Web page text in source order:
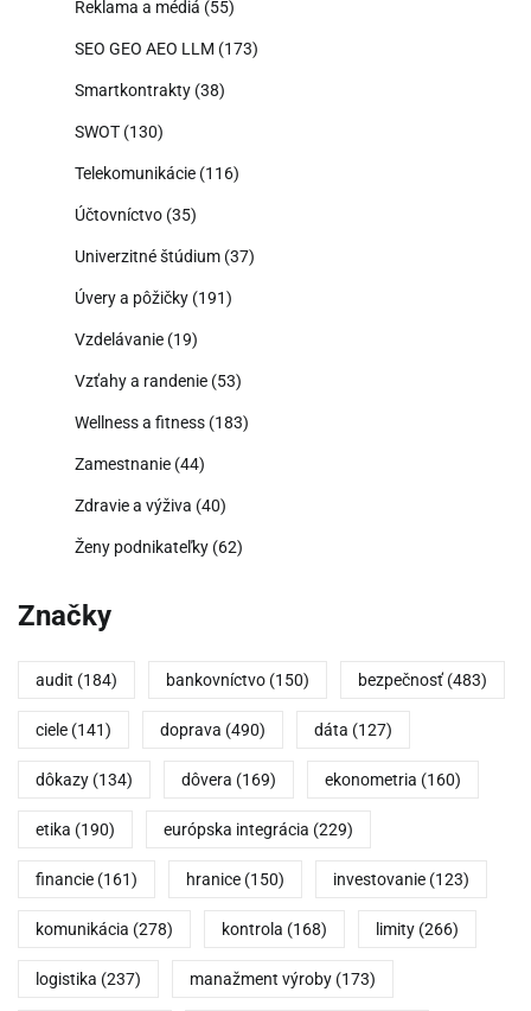
Reklama a médiá (55)
SEO GEO AEO LLM (173)
Smartkontrakty (38)
SWOT (130)
Telekomunikácie (116)
Účtovníctvo (35)
Univerzitné štúdium (37)
Úvery a pôžičky (191)
Vzdelávanie (19)
Vzťahy a randenie (53)
Wellness a fitness (183)
Zamestnanie (44)
Zdravie a výživa (40)
Ženy podnikateľky (62)
Značky
audit (184) bankovníctvo (150) bezpečnosť (483)
ciele (141) doprava (490) dáta (127)
dôkazy (134) dôvera (169) ekonometria (160)
etika (190) európska integrácia (229)
financie (161) hranice (150) investovanie (123)
komunikácia (278) kontrola (168) limity (266)
logistika (237) manažment výroby (173)